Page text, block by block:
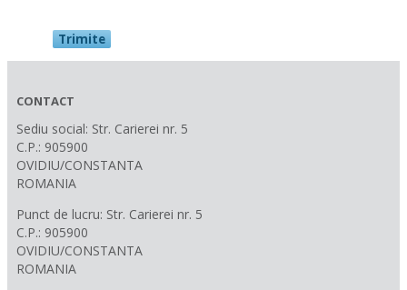
CONTACT
Sediu social: Str. Carierei nr. 5
C.P.: 905900
OVIDIU/CONSTANTA
ROMANIA
Punct de lucru: Str. Carierei nr. 5
C.P.: 905900
OVIDIU/CONSTANTA
ROMANIA